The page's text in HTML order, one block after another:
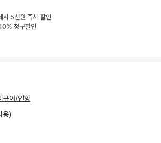
시 5천원 즉시 할인
청구할인
규어/인형
용)